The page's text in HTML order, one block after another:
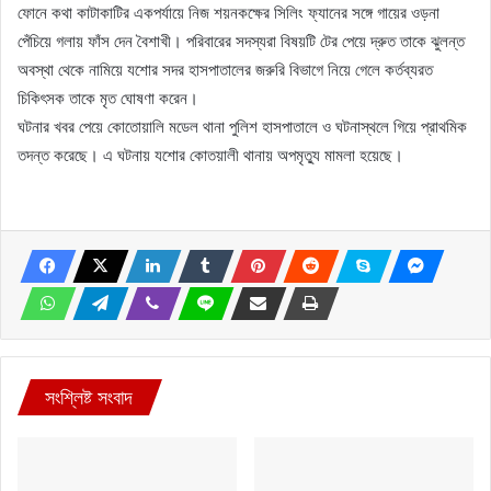
ফোনে কথা কাটাকাটির একপর্যায়ে নিজ শয়নকক্ষের সিলিং ফ্যানের সঙ্গে গায়ের ওড়না
পেঁচিয়ে গলায় ফাঁস দেন বৈশাখী। পরিবারের সদস্যরা বিষয়টি টের পেয়ে দ্রুত তাকে ঝুলন্ত
অবস্থা থেকে নামিয়ে যশোর সদর হাসপাতালের জরুরি বিভাগে নিয়ে গেলে কর্তব্যরত
চিকিৎসক তাকে মৃত ঘোষণা করেন।
ঘটনার খবর পেয়ে কোতোয়ালি মডেল থানা পুলিশ হাসপাতালে ও ঘটনাস্থলে গিয়ে প্রাথমিক
তদন্ত করেছে। এ ঘটনায় যশোর কোতয়ালী থানায় অপমৃত্যু মামলা হয়েছে।
সংশ্লিষ্ট সংবাদ